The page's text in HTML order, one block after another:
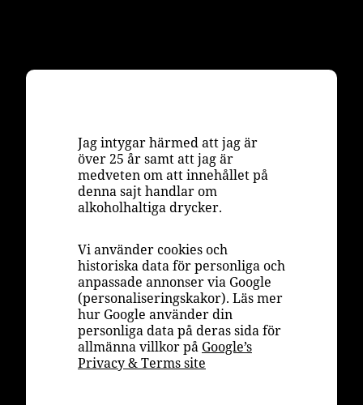
Jag intygar härmed att jag är
över 25 år samt att jag är
medveten om att innehållet på
denna sajt handlar om
alkoholhaltiga drycker.
Vi använder cookies och
historiska data för personliga och
anpassade annonser via Google
(personaliseringskakor). Läs mer
hur Google använder din
personliga data på deras sida för
allmänna villkor på Google’s
Privacy & Terms site